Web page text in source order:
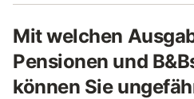
Mit welchen
Pensionen und
können Sie